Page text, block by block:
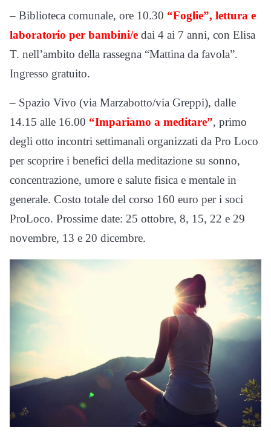
– Biblioteca comunale, ore 10.30 “Foglie”, lettura e
laboratorio per bambini/e dai 4 ai 7 anni, con Elisa
T. nell’ambito della rassegna “Mattina da favola”.
Ingresso gratuito.
– Spazio Vivo (via Marzabotto/via Greppi), dalle
14.15 alle 16.00 “Impariamo a meditare”, primo
degli otto incontri settimanali organizzati da Pro Loco
per scoprire i benefici della meditazione su sonno,
concentrazione, umore e salute fisica e mentale in
generale. Costo totale del corso 160 euro per i soci
ProLoco. Prossime date: 25 ottobre, 8, 15, 22 e 29
novembre, 13 e 20 dicembre.